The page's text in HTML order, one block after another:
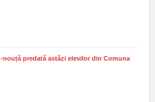
nouță predată astăzi elevilor din Comuna